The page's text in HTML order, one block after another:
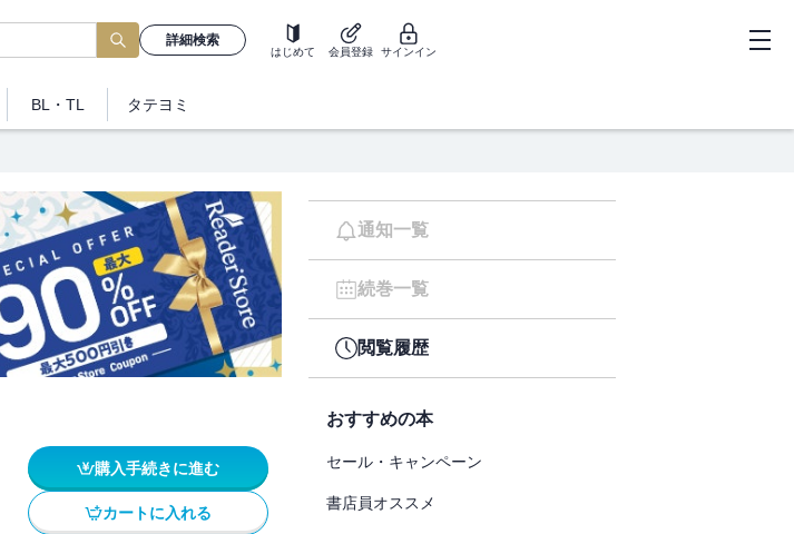
詳細検索
はじめて 会員登録 サインイン
BL・TL タテヨミ
購入手続きに進む
カートに入れる
通知一覧
続巻一覧
閲覧履歴
おすすめの本
セール・キャンペーン
書店員オススメ